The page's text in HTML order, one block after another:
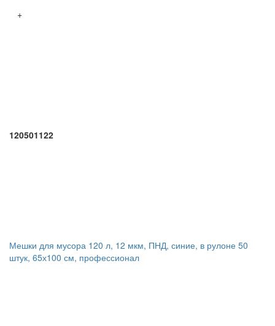
+
120501122
Мешки для мусора 120 л, 12 мкм, ПНД, синие, в рулоне 50
штук, 65х100 см, профессионал